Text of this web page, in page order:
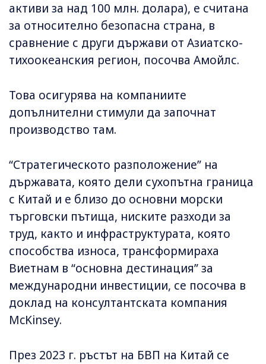
активи за над 100 млн. долара), е считана
за относително безопасна страна, в
сравнение с други държави от Азиатско-
тихоокеанския регион, посочва Амойлс.
Това осигурява на компаниите
допълнителни стимули да започнат
производство там.
“Стратегическото разположение” на
държавата, която дели сухопътна граница
с Китай и е близо до основни морски
търговски пътища, ниските разходи за
труд, както и инфраструктурата, която
способства износа, трансформираха
Виетнам в “основна дестинация” за
международни инвестиции, се посочва в
доклад на консултантската компания
McKinsey.
През 2023 г. ръстът на БВП на Китай се